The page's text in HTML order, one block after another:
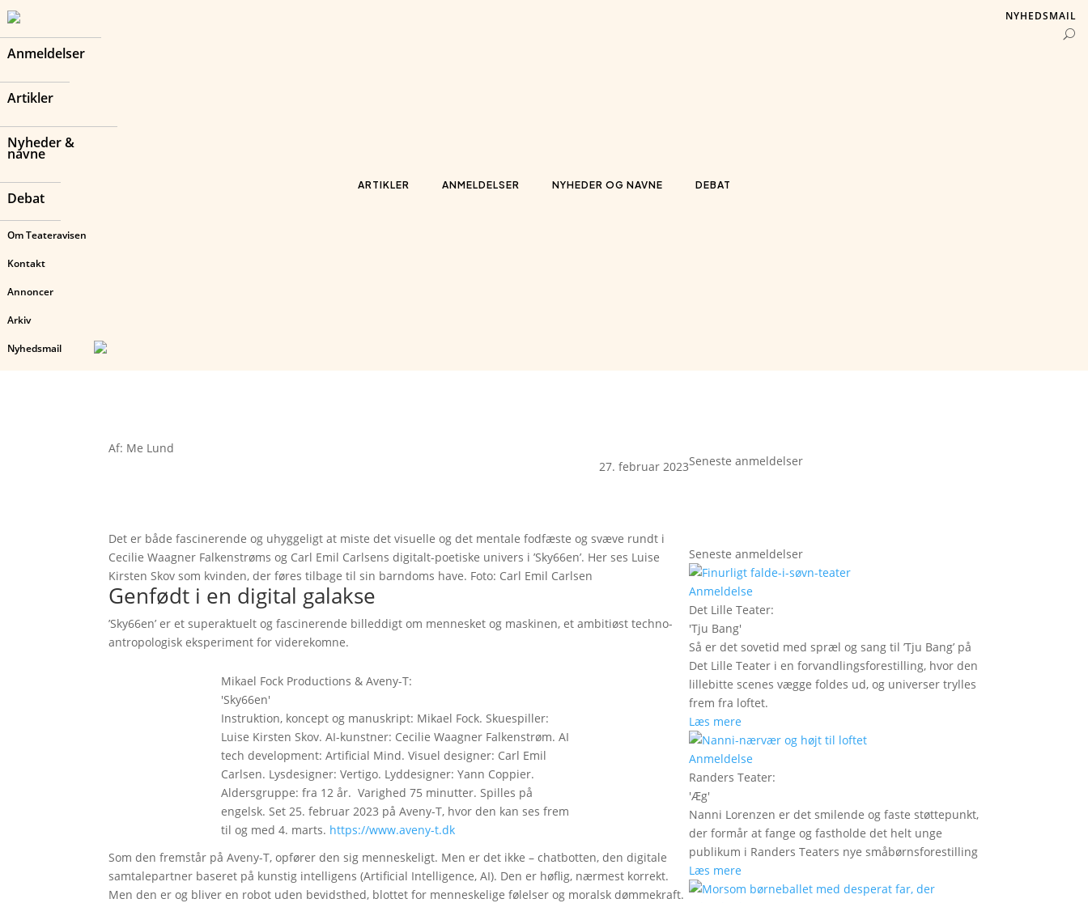
Anmeldelser
Artikler
Nyheder &
navne
Debat
Om Teateravisen
Kontakt
Annoncer
Arkiv
Nyhedsmail
ARTIKLER ANMELDELSER NYHEDER OG NAVNE DEBAT
NYHEDSMAIL
Af: Me Lund
27. februar 2023
Det er både fascinerende og uhyggeligt at miste det visuelle og det mentale fodfæste og svæve rundt i
Cecilie Waagner Falkenstrøms og Carl Emil Carlsens digitalt-poetiske univers i ’Sky66en’. Her ses Luise
Kirsten Skov som kvinden, der føres tilbage til sin barndoms have. Foto: Carl Emil Carlsen
Genfødt i en digital galakse
’Sky66en’ er et superaktuelt og fascinerende billeddigt om mennesket og maskinen, et ambitiøst techno-
antropologisk eksperiment for viderekomne.
Mikael Fock Productions & Aveny-T:
'Sky66en'
Instruktion, koncept og manuskript: Mikael Fock. Skuespiller:
Luise Kirsten Skov. AI-kunstner: Cecilie Waagner Falkenstrøm. AI
tech development: Artificial Mind. Visuel designer: Carl Emil
Carlsen. Lysdesigner: Vertigo. Lyddesigner: Yann Coppier.
Aldersgruppe: fra 12 år. Varighed 75 minutter. Spilles på
engelsk. Set 25. februar 2023 på Aveny-T, hvor den kan ses frem
til og med 4. marts. https://www.aveny-t.dk
Som den fremstår på Aveny-T, opfører den sig menneskeligt. Men er det ikke – chatbotten, den digitale
samtalepartner baseret på kunstig intelligens (Artificial Intelligence, AI). Den er høflig, nærmest korrekt.
Men den er og bliver en robot uden bevidsthed, blottet for menneskelige følelser og moralsk dømmekraft.
Seneste anmeldelser
Seneste anmeldelser
Anmeldelse
Det Lille Teater:
'Tju Bang'
Så er det sovetid med spræl og sang til ’Tju Bang’ på
Det Lille Teater i en forvandlingsforestilling, hvor den
lillebitte scenes vægge foldes ud, og universer trylles
frem fra loftet.
Læs mere
Anmeldelse
Randers Teater:
'Æg'
Nanni Lorenzen er det smilende og faste støttepunkt,
der formår at fange og fastholde det helt unge
publikum i Randers Teaters nye småbørnsforestilling
Læs mere